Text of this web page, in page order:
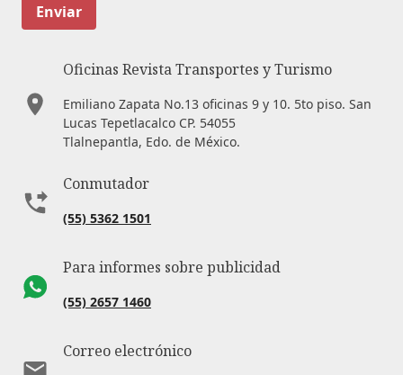
Enviar
Oficinas Revista Transportes y Turismo
Emiliano Zapata No.13 oficinas 9 y 10. 5to piso. San
Lucas Tepetlacalco CP. 54055
Tlalnepantla, Edo. de México.
Conmutador
(55) 5362 1501
Para informes sobre publicidad
(55) 2657 1460
Correo electrónico